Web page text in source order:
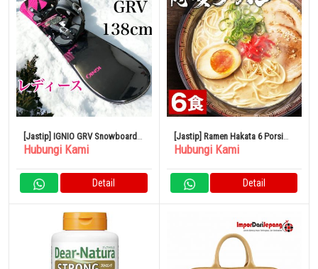
[Jastip] IGNIO GRV Snowboard 2
Set 138cm
Hubungi Kami
Detail
[Jastip] Ramen Hakata 6 Porsi
Ramen Tonkotsu Fukuoka
Hubungi Kami
Detail